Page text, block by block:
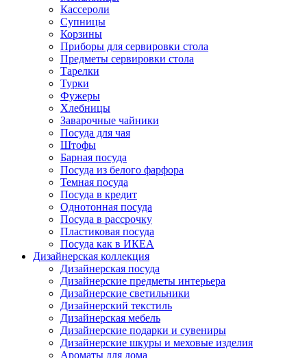
Кассероли
Супницы
Корзины
Приборы для сервировки стола
Предметы сервировки стола
Тарелки
Турки
Фужеры
Хлебницы
Заварочные чайники
Посуда для чая
Штофы
Барная посуда
Посуда из белого фарфора
Темная посуда
Посуда в кредит
Однотонная посуда
Посуда в рассрочку
Пластиковая посуда
Посуда как в ИКЕА
Дизайнерская коллекция
Дизайнерская посуда
Дизайнерские предметы интерьера
Дизайнерские светильники
Дизайнерский текстиль
Дизайнерская мебель
Дизайнерские подарки и сувениры
Дизайнерские шкуры и меховые изделия
Ароматы для дома